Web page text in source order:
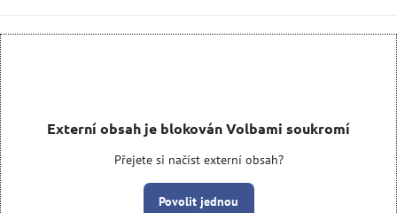
Externí obsah je blokován Volbami soukromí
Přejete si načíst externí obsah?
Povolit jednou